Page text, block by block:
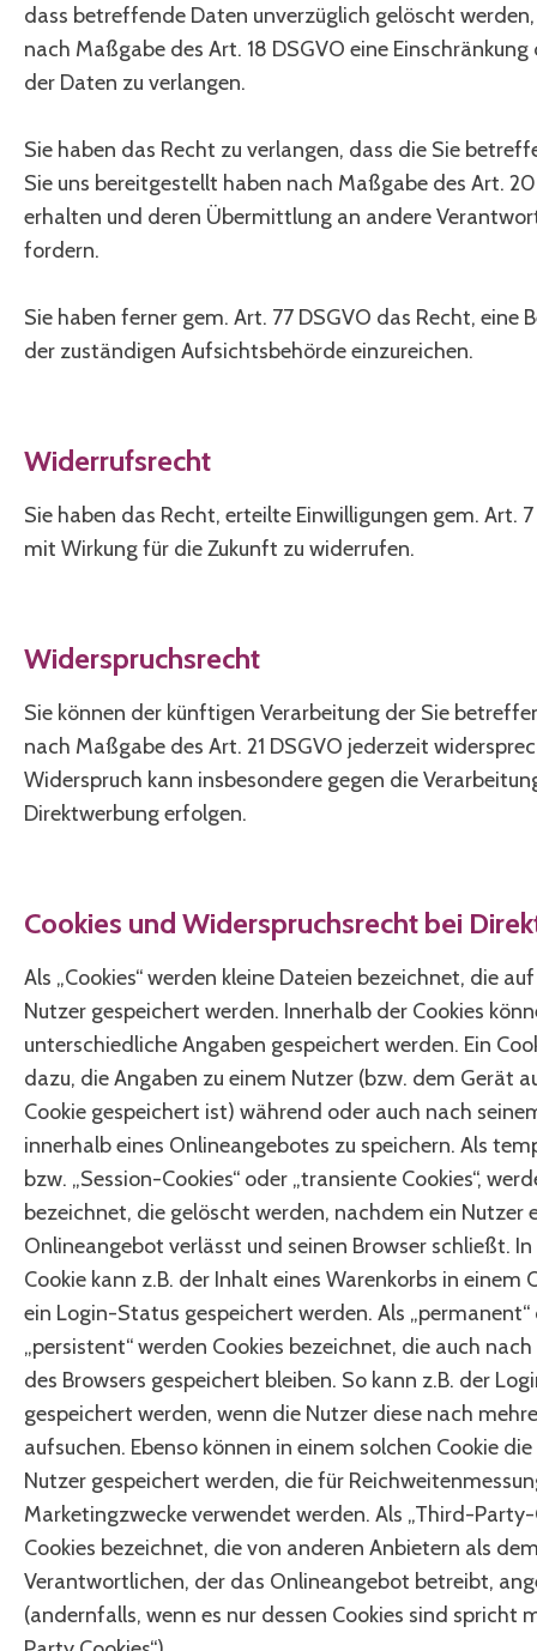
dass betreffende Daten unverzüglich gelöscht
nach Maßgabe des Art. 18 DSGVO eine
der Daten zu verlangen.
Sie haben das Recht zu verlangen, dass die Sie
Sie uns bereitgestellt haben nach Maßgabe des Art.
erhalten und deren Übermittlung an andere
fordern.
Sie haben ferner gem. Art. 77 DSGVO das Recht, eine
der zuständigen Aufsichtsbehörde einzureichen.
Widerrufsrecht
Sie haben das Recht, erteilte Einwilligungen gem. Art.
mit Wirkung für die Zukunft zu widerrufen.
Widerspruchsrecht
Sie können der künftigen Verarbeitung der Sie
nach Maßgabe des Art. 21 DSGVO jederzeit
Widerspruch kann insbesondere gegen die
Direktwerbung erfolgen.
Cookies und Widerspruchsrecht bei
Als „Cookies“ werden kleine Dateien bezeichnet, die
Nutzer gespeichert werden. Innerhalb der Cookies
unterschiedliche Angaben gespeichert werden. Ein
dazu, die Angaben zu einem Nutzer (bzw. dem Gerät
Cookie gespeichert ist) während oder auch nach
innerhalb eines Onlineangebotes zu speichern. Als
bzw. „Session-Cookies“ oder „transiente Cookies“,
bezeichnet, die gelöscht werden, nachdem ein Nutzer
Onlineangebot verlässt und seinen Browser schließt.
Cookie kann z.B. der Inhalt eines Warenkorbs in einem
ein Login-Status gespeichert werden. Als „permanent“
„persistent“ werden Cookies bezeichnet, die auch
des Browsers gespeichert bleiben. So kann z.B. der
gespeichert werden, wenn die Nutzer diese nach
aufsuchen. Ebenso können in einem solchen Cookie
Nutzer gespeichert werden, die für
Marketingzwecke verwendet werden. Als „Third-Party-
Cookies bezeichnet, die von anderen Anbietern als
Verantwortlichen, der das Onlineangebot betreibt,
(andernfalls, wenn es nur dessen Cookies sind spricht